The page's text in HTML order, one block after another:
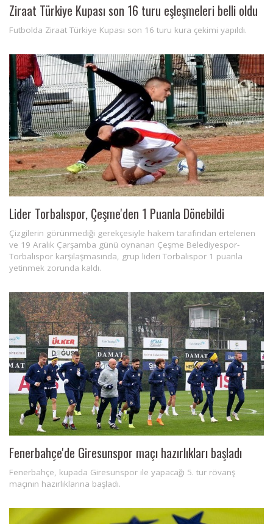
Ziraat Türkiye Kupası son 16 turu eşleşmeleri belli oldu
Futbolda Ziraat Türkiye Kupası son 16 turu kura çekimi yapıldı.
Lider Torbalıspor, Çeşme'den 1 Puanla Dönebildi
Çizgilerin görünmediği gerekçesiyle hakem tarafından ertelenen
ve 19 Aralık Çarşamba günü oynanan Çeşme Belediyespor-
Torbalıspor karşılaşmasında, grup lideri Torbalıspor 1 puanla
yetinmek zorunda kaldı.
Fenerbahçe'de Giresunspor maçı hazırlıkları başladı
Fenerbahçe, kupada Giresunspor ile yapacağı 5. tur rövanş
maçının hazırlıklarına başladı.